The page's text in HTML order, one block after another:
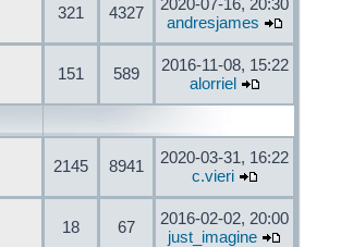
321 4327
2020-07-16, 20:30
andresjames
151 589
2016-11-08, 15:22
alorriel
2145 8941
2020-03-31, 16:22
c.vieri
18 67
2016-02-02, 20:00
just_imagine